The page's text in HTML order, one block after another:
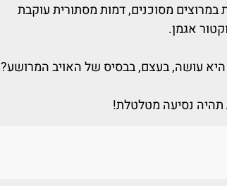
במרוצים מסוכנים, דמות מסתורית עוקבת
אגמן.
היא עושה, בעצם, בבסיס של האויב המרושע?
תהיה נסיעה מטלטלת!